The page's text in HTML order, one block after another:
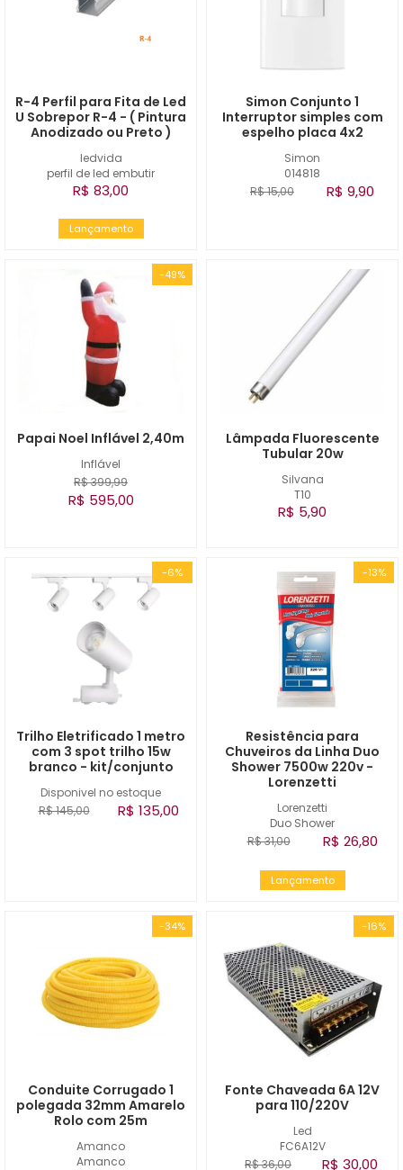
ledvida
perfil de led embutir
R-4 Perfil para Fita de Led
U Sobrepor R-4 - ( Pintura
Anodizado ou Preto )
R$ 83,00
Lançamento
Simon
014818
Simon Conjunto 1
Interruptor simples com
espelho placa 4x2
R$ 15,00 R$ 9,90
-49%
Inflável
Papai Noel Inflável 2,40m
R$ 399,99
R$ 595,00
Silvana
T10
Lâmpada Fluorescente
Tubular 20w
R$ 5,90
-6%
Disponivel no estoque
Trilho Eletrificado 1 metro
com 3 spot trilho 15w
branco - kit/conjunto
R$ 145,00 R$ 135,00
-13%
Lorenzetti
Duo Shower
Resistência para
Chuveiros da Linha Duo
Shower 7500w 220v -
Lorenzetti
R$ 31,00 R$ 26,80
Lançamento
-34%
Amanco
Amanco
Conduite Corrugado 1
polegada 32mm Amarelo
Rolo com 25m
-16%
Led
FC6A12V
Fonte Chaveada 6A 12V
para 110/220V
R$ 36,00 R$ 30,00